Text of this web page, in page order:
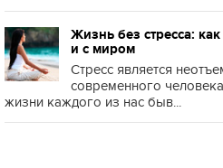
Жизнь без стресса:
и с миром
Стресс является
современного
жизни каждого из нас быв...